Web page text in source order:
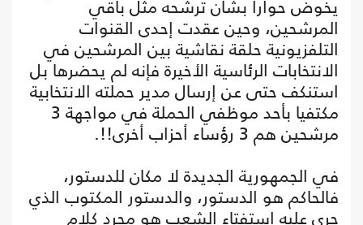
يخوض حوارا بشأن ترشحه مثل باقي
المرشحين، وحين عقدت إحدى القنوات
التلفزيونية حلقة نقاشية بين المرشحين في
الانتخابات الرئاسية الأخيرة فإنه لم يحضرها بل
استنكف حتى عن إرسال مدير حملته الانتخابية
مكتفيا بأحد موظفي الحملة في مواجهة 3
مرشحين هم 3 رؤساء أحزاب أخرى!!.
في الجمهورية الجديدة لا مكان للدستور،
فالحاكم هو الدستور، والدستور المكتوب الذي
جرى عليه استفتاء الشعب هو مجرد كلام